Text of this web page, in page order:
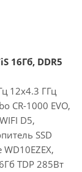
16Гб, DDR5
12x4.3 ГГц
CR-1000 EVO,
D5,
SSD
TDP 285Вт